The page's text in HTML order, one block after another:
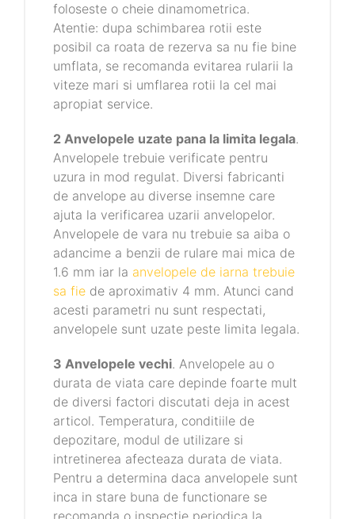
foloseste o cheie dinamometrica.
Atentie: dupa schimbarea rotii este
posibil ca roata de rezerva sa nu fie bine
umflata, se recomanda evitarea rularii la
viteze mari si umflarea rotii la cel mai
apropiat service.
2 Anvelopele uzate pana la limita legala.
Anvelopele trebuie verificate pentru
uzura in mod regulat. Diversi fabricanti
de anvelope au diverse insemne care
ajuta la verificarea uzarii anvelopelor.
Anvelopele de vara nu trebuie sa aiba o
adancime a benzii de rulare mai mica de
1.6 mm iar la anvelopele de iarna trebuie
sa fie de aproximativ 4 mm. Atunci cand
acesti parametri nu sunt respectati,
anvelopele sunt uzate peste limita legala.
3 Anvelopele vechi. Anvelopele au o
durata de viata care depinde foarte mult
de diversi factori discutati deja in acest
articol. Temperatura, conditiile de
depozitare, modul de utilizare si
intretinerea afecteaza durata de viata.
Pentru a determina daca anvelopele sunt
inca in stare buna de functionare se